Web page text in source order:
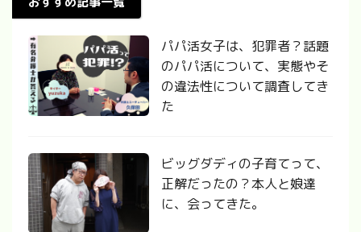
パパ活女子は、犯罪者？話題
のパパ活について、実態やそ
の違法性について調査してき
た
ビッグダディの子育てって、
正解だったの？本人と娘達
に、会ってきた。